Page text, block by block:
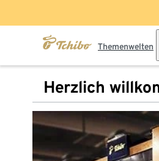
Themenwelten
Herzlich